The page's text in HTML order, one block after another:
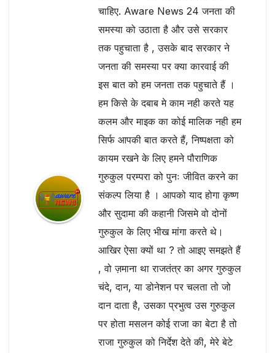
चाहिए. Aware News 24 जनता की
समस्या को उठाता है और उसे सरकार
तक पहुचाता है , उसके बाद सरकार ने
जनता की समस्या पर क्या कारवाई की
इस बात को हम जनता तक पहुचाते हैं ।
हम किसे के दबाब मे काम नही करते यह
कलम और माइक का कोई मालिक नही हम
सिर्फ आपकी बात करते हैं, निष्पक्षता को
कायम रखने के लिए हमने पौराणिक
गुरुकुल परम्परा को पुनः जीवित करने का
संकल्प लिया है । आपको याद होगा कृष्ण
और सुदामा की कहानी जिसमे वो दोनों
गुरुकुल के लिए भीख मांगा करते थे।
आखिर ऐसा क्यों था ? तो आइए समझते हैं
, वो ज़माना था राजतंत्र का अगर गुरुकुल
चंदे, दान, या डोनेशन पर चलता तो जो
दान दाता है, उसका प्रभुत्व उस गुरुकुल
पर होता मसलन कोई राजा का बेटा है तो
राजा गुरुकुल को निर्देश देते की, मेरे बेटे